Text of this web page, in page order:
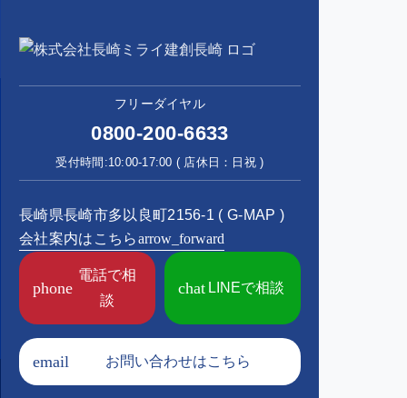
フリーダイヤル
0800-200-6633
受付時間:10:00-17:00 ( 店休日：日祝 )
長崎県長崎市多以良町2156-1 (G-MAP )
会社案内はこちらarrow_forward
phone
電話で相
談
chat LINEで相談
email お問い合わせはこちら